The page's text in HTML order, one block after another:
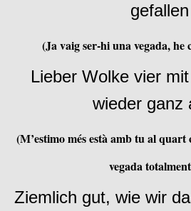
gefallen
(Ja vaig ser-hi una vegada, he
Lieber Wolke vier
wieder ganz
(M’estimo més està amb tu al
vegada
Ziemlich gut, wie wir